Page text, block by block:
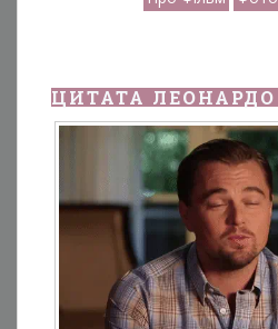
ЦИТАТА ЛЕОНАРДО